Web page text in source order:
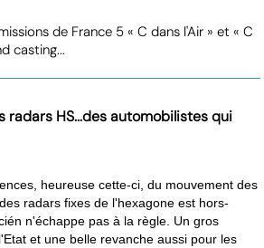
de France 5 « C dans l'Air » et « C
casting...
radars HS...des automobilistes qui
heureuse cette-ci, du mouvement des
radars fixes de l'hexagone est hors-
n'échappe pas à la règle. Un gros
et une belle revanche aussi pour les